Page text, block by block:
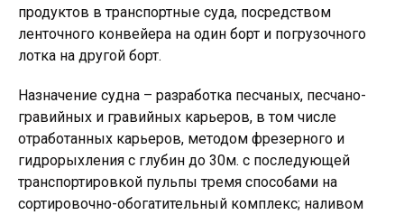
продуктов в транспортные суда, посредством
ленточного конвейера на один борт и погрузочного
лотка на другой борт.
Назначение судна – разработка песчаных, песчано-
гравийных и гравийных карьеров, в том числе
отработанных карьеров, методом фрезерного и
гидрорыхления с глубин до 30м. с последующей
транспортировкой пульпы тремя способами на
сортировочно-обогатительный комплекс; наливом